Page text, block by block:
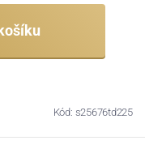
Kód: s25676td225